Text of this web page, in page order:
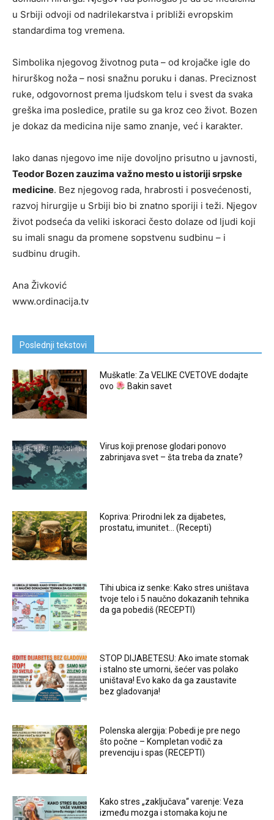
u Srbiji odvoji od nadrilekarstva i približi evropskim
standardima tog vremena.
Simbolika njegovog životnog puta – od krojačke igle do
hirurškog noža – nosi snažnu poruku i danas. Preciznost
ruke, odgovornost prema ljudskom telu i svest da svaka
greška ima posledice, pratile su ga kroz ceo život. Bozen
je dokaz da medicina nije samo znanje, već i karakter.
Iako danas njegovo ime nije dovoljno prisutno u javnosti,
Teodor Bozen zauzima važno mesto u istoriji srpske
medicine. Bez njegovog rada, hrabrosti i posvećenosti,
razvoj hirurgije u Srbiji bio bi znatno sporiji i teži. Njegov
život podseća da veliki iskoraci često dolaze od ljudi koji
su imali snagu da promene sopstvenu sudbinu – i
sudbinu drugih.
Ana Živković
www.ordinacija.tv
Poslednji tekstovi
Muškatle: Za VELIKE CVETOVE dodajte
ovo
Bakin savet
Virus koji prenose glodari ponovo
zabrinjava svet – šta treba da znate?
Kopriva: Prirodni lek za dijabetes,
prostatu, imunitet… (Recepti)
Tihi ubica iz senke: Kako stres uništava
tvoje telo i 5 naučno dokazanih tehnika
da ga pobediš (RECEPTI)
STOP DIJABETESU: Ako imate stomak
i stalno ste umorni, šećer vas polako
uništava! Evo kako da ga zaustavite
bez gladovanja!
Polenska alergija: Pobedi je pre nego
što počne – Kompletan vodič za
prevenciju i spas (RECEPTI)
Kako stres „zaključava“ varenje: Veza
između mozga i stomaka koju ne